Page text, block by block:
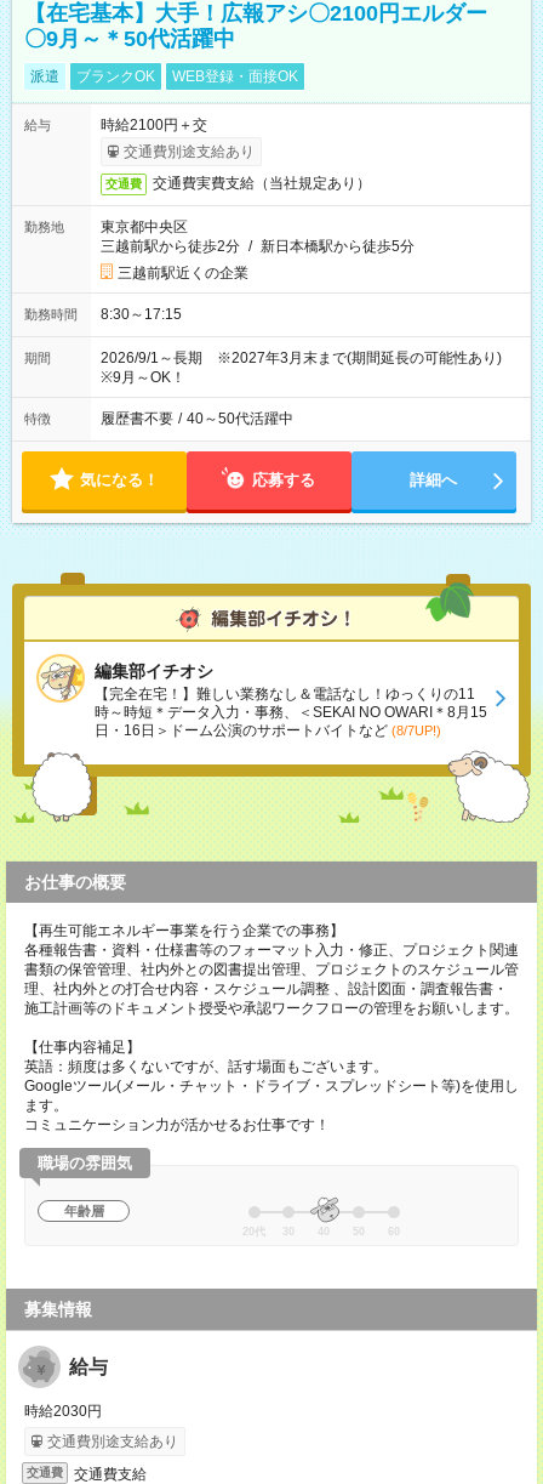
【在宅基本】大手！広報アシ〇2100円エルダー
〇9月～＊50代活躍中
派遣 ブランクOK WEB登録・面接OK
給与
時給2100円＋交
交通費別途支給あり
交通費 交通費実費支給（当社規定あり）
勤務地
東京都中央区
三越前駅から徒歩2分 / 新日本橋駅から徒歩5分
三越前駅近くの企業
勤務時間 8:30～17:15
期間
2026/9/1～長期 ※2027年3月末まで(期間延長の可能性あり)
※9月～OK！
特徴 履歴書不要 / 40～50代活躍中
気になる！ 応募する 詳細へ
編集部イチオシ
【完全在宅！】難しい業務なし＆電話なし！ゆっくりの11
時～時短＊データ入力・事務、＜SEKAI NO OWARI＊8月15
日・16日＞ドーム公演のサポートバイトなど (8/7UP!)
お仕事の概要
【再生可能エネルギー事業を行う企業での事務】
各種報告書・資料・仕様書等のフォーマット入力・修正、プロジェクト関連
書類の保管管理、社内外との図書提出管理、プロジェクトのスケジュール管
理、社内外との打合せ内容・スケジュール調整 、設計図面・調査報告書・
施工計画等のドキュメント授受や承認ワークフローの管理をお願いします。
【仕事内容補足】
英語：頻度は多くないですが、話す場面もございます。
Googleツール(メール・チャット・ドライブ・スプレッドシート等)を使用し
ます。
コミュニケーション力が活かせるお仕事です！
職場の雰囲気
年齢層
20代 30 40 50 60
募集情報
給与
時給2030円
交通費別途支給あり
交通費 交通費支給